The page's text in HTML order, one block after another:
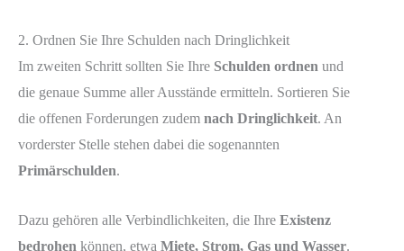
2. Ordnen Sie Ihre Schulden nach Dringlichkeit
Im zweiten Schritt sollten Sie Ihre Schulden ordnen und
die genaue Summe aller Ausstände ermitteln. Sortieren Sie
die offenen Forderungen zudem nach Dringlichkeit. An
vorderster Stelle stehen dabei die sogenannten
Primärschulden.
Dazu gehören alle Verbindlichkeiten, die Ihre Existenz
bedrohen können, etwa Miete, Strom, Gas und Wasser.